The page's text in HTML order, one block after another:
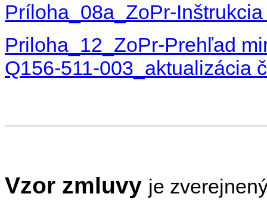
Príloha_08a_ZoPr-
Priloha_12_ZoPr-Prehľad
Q156-511-003_aktualizácia
Vzor zmluvy je